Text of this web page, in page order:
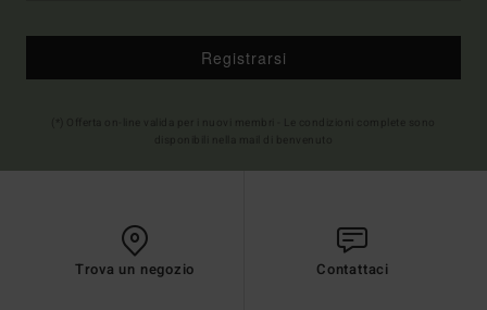
Registrarsi
Trova un negozio Contattaci